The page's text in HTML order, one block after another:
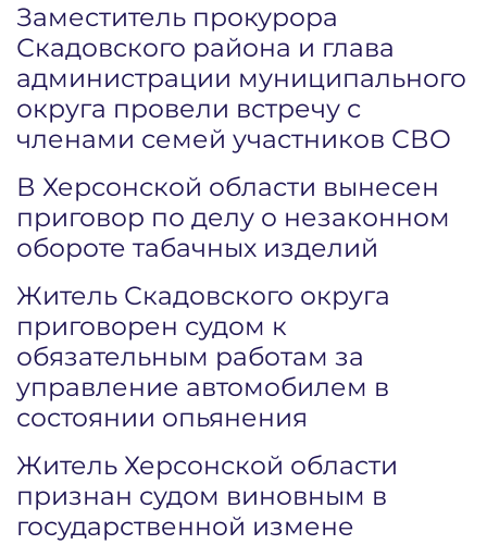
Заместитель прокурора
Скадовского района и глава
администрации муниципального
округа провели встречу с
членами семей участников СВО
В Херсонской области вынесен
приговор по делу о незаконном
обороте табачных изделий
Житель Скадовского округа
приговорен судом к
обязательным работам за
управление автомобилем в
состоянии опьянения
Житель Херсонской области
признан судом виновным в
государственной измене